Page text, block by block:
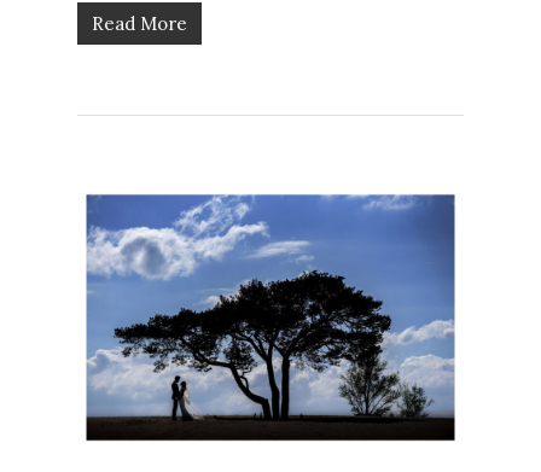
Read More